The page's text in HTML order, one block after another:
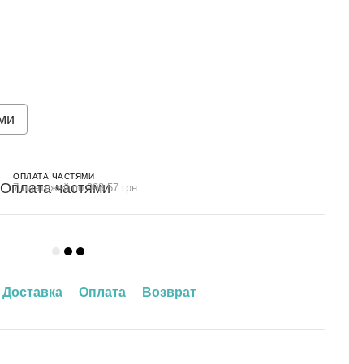
ОПЛАТА ЧАСТЯМИ
7 платежей по 998.57 грн
Доставка Оплата Возврат